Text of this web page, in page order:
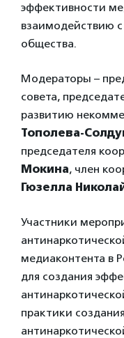
эффективности
взаимодействию
общества.
Модераторы –
совета,
развитию
Тополева-
председателя
Мокина, член
Гюзелла
Участники
медиаконтента в
для создания
практики